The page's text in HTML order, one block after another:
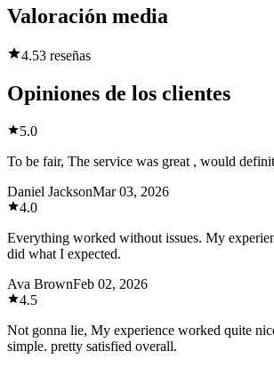
Valoración media
4.53 reseñas
Opiniones de los clientes
5.0
To be fair, The service was great , would
Daniel JacksonMar 03, 2026
4.0
Everything worked without issues. My
did what I expected.
Ava BrownFeb 02, 2026
4.5
Not gonna lie, My experience worked quite
simple. pretty satisfied overall.